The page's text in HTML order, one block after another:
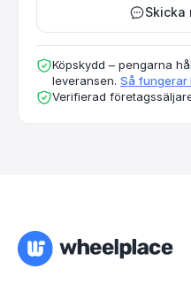
Skicka
Köpskydd – pengarna
leveransen. Så fungerar
Verifierad